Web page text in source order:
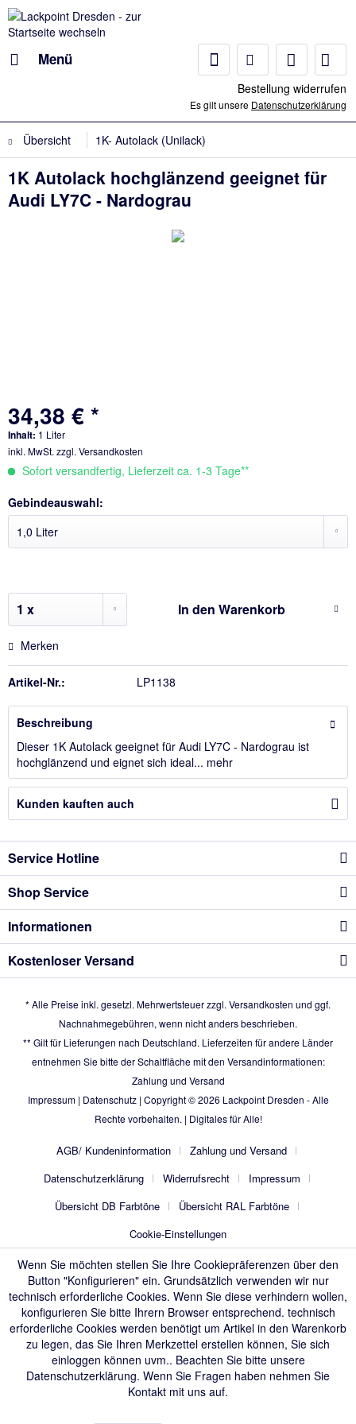
Menü
Bestellung widerrufen
Es gilt unsere Datenschutzerklärung
Übersicht 1K- Autolack (Unilack)
1K Autolack hochglänzend geeignet für
Audi LY7C - Nardograu
34,38 € *
Inhalt: 1 Liter
inkl. MwSt. zzgl. Versandkosten
Sofort versandfertig, Lieferzeit ca. 1-3 Tage**
Gebindeauswahl:
In den Warenkorb
Merken
Artikel-Nr.: LP1138
Beschreibung
Dieser 1K Autolack geeignet für Audi LY7C - Nardograu ist
hochglänzend und eignet sich ideal... mehr
Kunden kauften auch
Service Hotline
Shop Service
Informationen
Kostenloser Versand
* Alle Preise inkl. gesetzl. Mehrwertsteuer zzgl. Versandkosten und ggf.
Nachnahmegebühren, wenn nicht anders beschrieben.
** Gilt für Lieferungen nach Deutschland. Lieferzeiten für andere Länder
entnehmen Sie bitte der Schaltfläche mit den Versandinformationen:
Zahlung und Versand
Impressum| Datenschutz| Copyright © 2026 Lackpoint Dresden - Alle
Rechte vorbehalten. | Digitales für Alle!
AGB/ Kundeninformation
Zahlung und Versand
Datenschutzerklärung
Widerrufsrecht
Impressum
Übersicht DB Farbtöne
Übersicht RAL Farbtöne
Cookie-Einstellungen
Wenn Sie möchten stellen Sie Ihre Cookiepräferenzen über den
Button "Konfigurieren" ein. Grundsätzlich verwenden wir nur
technisch erforderliche Cookies. Wenn Sie diese verhindern wollen,
konfigurieren Sie bitte Ihrern Browser entsprechend. technisch
erforderliche Cookies werden benötigt um Artikel in den Warenkorb
zu legen, das Sie Ihren Merkzettel erstellen können, Sie sich
einloggen können uvm.. Beachten Sie bitte unsere
Datenschutzerklärung. Wenn Sie Fragen haben nehmen Sie
Kontakt mit uns auf.